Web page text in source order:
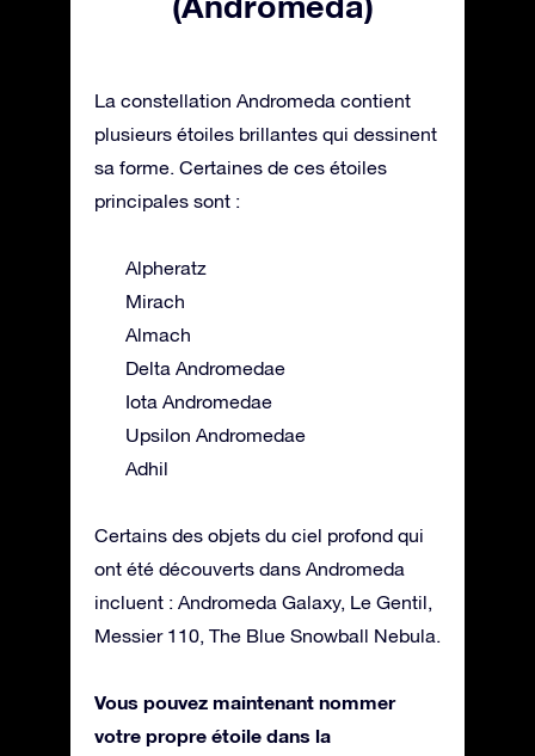
La constellation Andromeda contient
plusieurs étoiles brillantes qui dessinent
sa forme. Certaines de ces étoiles
principales sont :
Alpheratz
Mirach
Almach
Delta Andromedae
Iota Andromedae
Upsilon Andromedae
Adhil
Certains des objets du ciel profond qui
ont été découverts dans Andromeda
incluent : Andromeda Galaxy, Le Gentil,
Messier 110, The Blue Snowball Nebula.
Vous pouvez maintenant nommer
votre propre étoile dans la